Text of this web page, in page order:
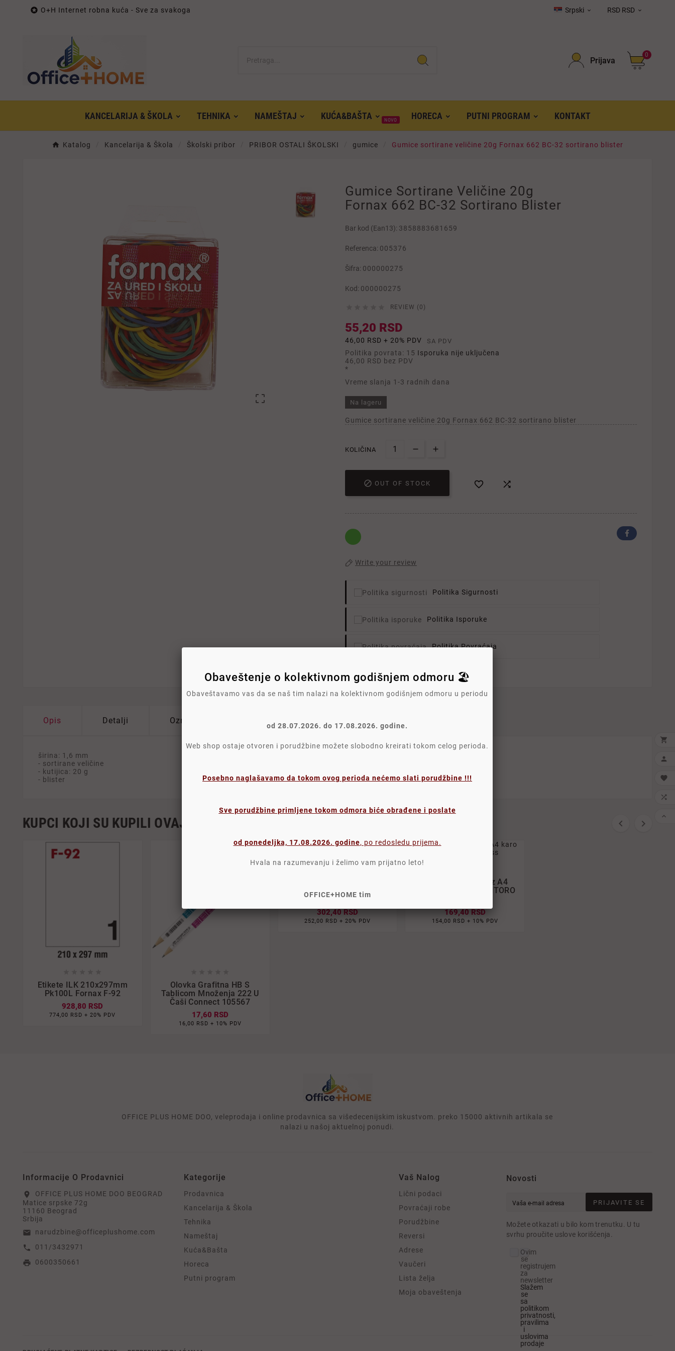
 O+H Internet robna kuća - Sve za svakoga Srpski  RSD RSD 
Prijava
0
KANCELARIJA & ŠKOLA TEHNIKA NAMEŠTAJ KUĆA&BAŠTA NOVO HORECA PUTNI PROGRAM KONTAKT
Katalog Kancelarija & Škola Školski pribor PRIBOR OSTALI ŠKOLSKI gumice Gumice sortirane veličine 20g Fornax 662 BC-32 sortirano blister

Gumice Sortirane Veličine 20g
Fornax 662 BC-32 Sortirano Blister
Bar kod (Ean13): 3858883681659
Referenca: 005376
Šifra: 000000275
Kod: 000000275
REVIEW (0)
55,20 RSD
46,00 RSD + 20% PDV SA PDV
Politika povrata: 15 Isporuka nije uključena
46,00 RSD bez PDV
*
Vreme slanja 1-3 radnih dana
Na lageru
Gumice sortirane veličine 20g Fornax 662 BC-32 sortirano blister
KOLIČINA
 OUT OF STOCK  
Write your review
Politika Sigurnosti
Politika Isporuke
Politika Povraćaja
Opis Detalji Oznake Komentari proizvoda
širina: 1,6 mm
- sortirane veličine
- kutijica: 20 g
- blister
KUPCI KOJI SU KUPILI OVAJ PROIZVOD SU TAKOĐE KUPILI:  
Etikete ILK 210x297mm
Pk100L Fornax F-92
928,80 RSD
774,00 RSD + 20% PDV
Olovka Grafitna HB S
Tablicom Množenja 222 U
Čaši Connect 105567
17,60 RSD
16,00 RSD + 10% PDV
Gumica Herlitz 10198612
Blister
302,40 RSD
252,00 RSD + 20% PDV
Sveska Meki Povez A4
Karo 40+4L 80g SANTORO
169,40 RSD
154,00 RSD + 10% PDV
OFFICE PLUS HOME DOO, veleprodaja i online prodavnica sa višedecenijskim iskustvom. preko 15000 aktivnih artikala se
nalazi u našoj aktuelnoj ponudi.
Informacije O Prodavnici
location_on
OFFICE PLUS HOME DOO BEOGRAD
Matice srpske 72g
11160 Beograd
Srbija
email narudzbine@officeplushome.com
call 011/3432971
print 0600350661
Kategorije
Prodavnica
Kancelarija & Škola
Tehnika
Nameštaj
Kuća&Bašta
Horeca
Putni program
Vaš Nalog
Lični podaci
Povraćaji robe
Porudžbine
Reversi
Adrese
Vaučeri
Lista želja
Moja obaveštenja
Novosti
PRIJAVITE SE
Možete otkazati u bilo kom trenutku. U tu
svrhu proučite uslove korišćenja.
Ovim
se
registrujem
za
newsletter
Slažem
se
sa
politikom
privatnosti,
pravilima
i
uslovima
prodaje





Obaveštenje o kolektivnom godišnjem odmoru 🏖️
Obaveštavamo vas da se naš tim nalazi na kolektivnom godišnjem odmoru u periodu
od 28.07.2026. do 17.08.2026. godine.
Web shop ostaje otvoren i porudžbine možete slobodno kreirati tokom celog perioda.
Posebno naglašavamo da tokom ovog perioda nećemo slati porudžbine !!!
Sve porudžbine primljene tokom odmora biće obrađene i poslate
od ponedeljka, 17.08.2026. godine, po redosledu prijema.
Hvala na razumevanju i želimo vam prijatno leto!
OFFICE+HOME tim